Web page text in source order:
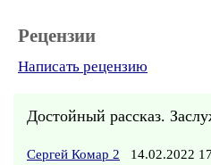
Рецензии
Написать рецензию
Достойный рассказ.
Сергей Комар 2 14.02.2022